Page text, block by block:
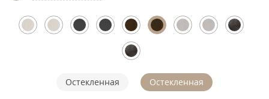
Остекленная Остекленная